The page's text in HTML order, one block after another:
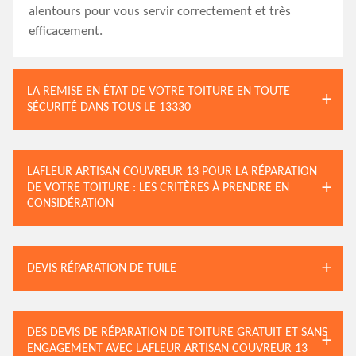
alentours pour vous servir correctement et très
efficacement.
LA REMISE EN ÉTAT DE VOTRE TOITURE EN TOUTE
SÉCURITÉ DANS TOUS LE 13330
LAFLEUR ARTISAN COUVREUR 13 POUR LA RÉPARATION
DE VOTRE TOITURE : LES CRITÈRES À PRENDRE EN
CONSIDÉRATION
DEVIS RÉPARATION DE TUILE
DES DEVIS DE RÉPARATION DE TOITURE GRATUIT ET SANS
ENGAGEMENT AVEC LAFLEUR ARTISAN COUVREUR 13